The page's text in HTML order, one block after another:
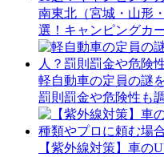
南東北（宮城・山形
選！キャンピングカ
軽自動車の定員の謎
罰則罰金や危険性も
【紫外線対策】車の